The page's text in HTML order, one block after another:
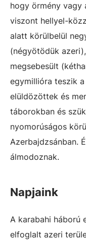
hogy örmény vagy
viszont hellyel-
alatt körülbelül
(négyötödük
megsebesült
egymillióra teszik
elüldözöttek és
táborokban és
nyomorúságos
Azerbajdzsánban.
álmodoznak.
Napjaink
A karabahi háború
elfoglalt azeri